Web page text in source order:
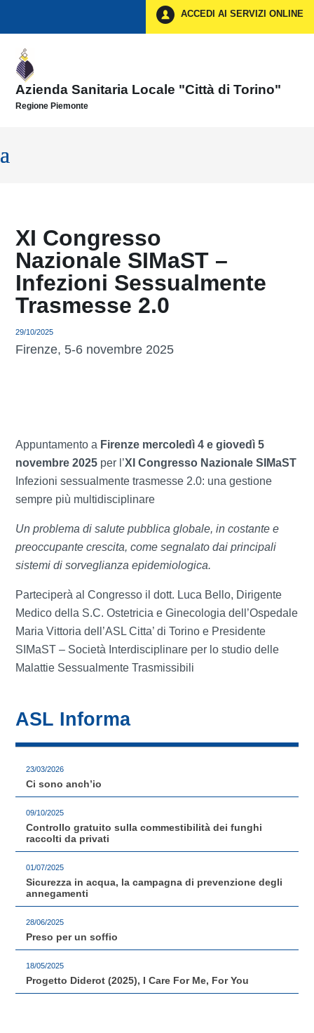
ACCEDI AI SERVIZI ONLINE
Azienda Sanitaria Locale "Città di Torino"
Regione Piemonte
XI Congresso
Nazionale SIMaST –
Infezioni Sessualmente
Trasmesse 2.0
29/10/2025
Firenze, 5-6 novembre 2025
Appuntamento a Firenze mercoledì 4 e giovedì 5
novembre 2025 per l’XI Congresso Nazionale SIMaST
Infezioni sessualmente trasmesse 2.0: una gestione
sempre più multidisciplinare
Un problema di salute pubblica globale, in costante e
preoccupante crescita, come segnalato dai principali
sistemi di sorveglianza epidemiologica.
Parteciperà al Congresso il dott. Luca Bello, Dirigente
Medico della S.C. Ostetricia e Ginecologia dell’Ospedale
Maria Vittoria dell’ASL Citta’ di Torino e Presidente
SIMaST – Società Interdisciplinare per lo studio delle
Malattie Sessualmente Trasmissibili
ASL Informa
23/03/2026
Ci sono anch’io
09/10/2025
Controllo gratuito sulla commestibilità dei funghi
raccolti da privati
01/07/2025
Sicurezza in acqua, la campagna di prevenzione degli
annegamenti
28/06/2025
Preso per un soffio
18/05/2025
Progetto Diderot (2025), I Care For Me, For You